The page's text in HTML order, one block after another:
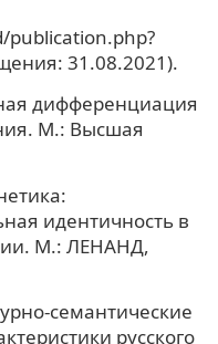
31.08.2021).
дифференциация
М.: Высшая
идентичность в
М.: ЛЕНАНД,
семантические
русского